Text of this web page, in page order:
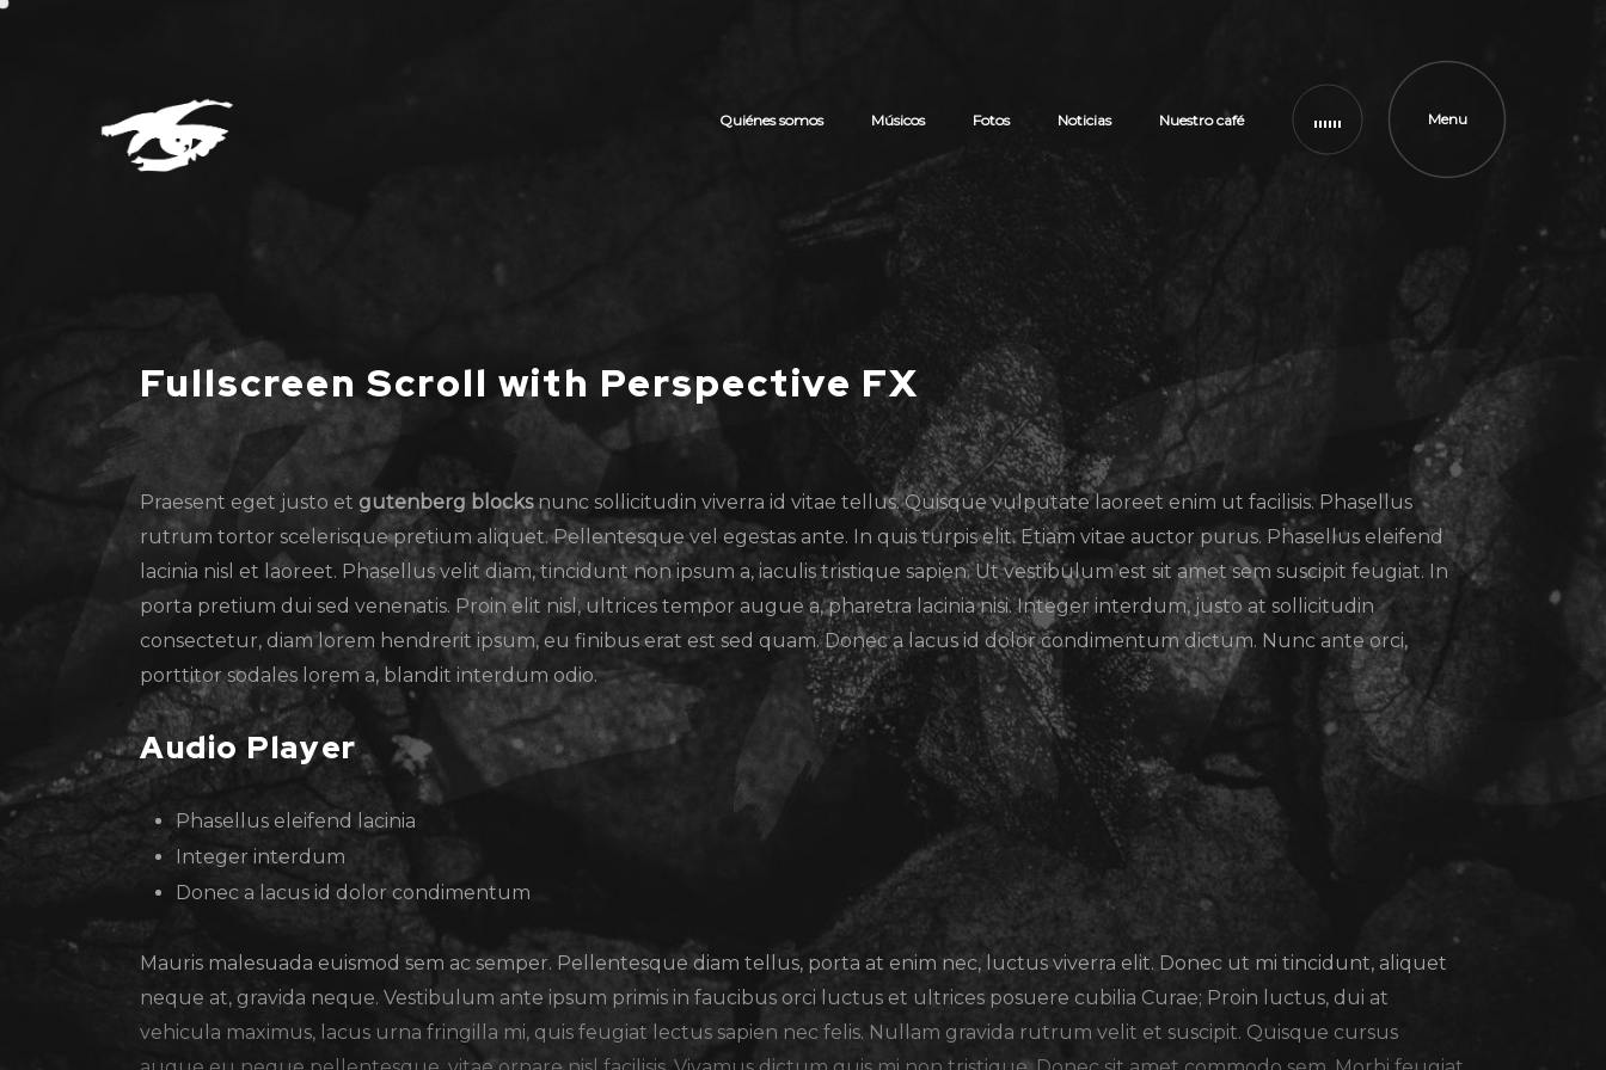
Quiénes somos Músicos Fotos Noticias Nuestro café Menu
Fullscreen Scroll with Perspective FX
Praesent eget justo et gutenberg blocksnunc sollicitudin viverra id vitae tellus. Quisque vulputate laoreet enim ut facilisis. Phasellus
rutrum tortor scelerisque pretium aliquet. Pellentesque vel egestas ante. In quis turpis elit. Etiam vitae auctor purus. Phasellus eleifend
lacinia nisl et laoreet. Phasellus velit diam, tincidunt non ipsum a, iaculis tristique sapien. Ut vestibulum est sit amet sem suscipit feugiat. In
porta pretium dui sed venenatis. Proin elit nisl, ultrices tempor augue a, pharetra lacinia nisi. Integer interdum, justo at sollicitudin
consectetur, diam lorem hendrerit ipsum, eu finibus erat est sed quam. Donec a lacus id dolor condimentum dictum. Nunc ante orci,
porttitor sodales lorem a, blandit interdum odio.
Audio Player
Phasellus eleifend lacinia
Integer interdum
Donec a lacus id dolor condimentum
Mauris malesuada euismod sem ac semper. Pellentesque diam tellus, porta at enim nec, luctus viverra elit. Donec ut mi tincidunt, aliquet
neque at, gravida neque. Vestibulum ante ipsum primis in faucibus orci luctus et ultrices posuere cubilia Curae; Proin luctus, dui at
vehicula maximus, lacus urna fringilla mi, quis feugiat lectus sapien nec felis. Nullam gravida rutrum velit et suscipit. Quisque cursus